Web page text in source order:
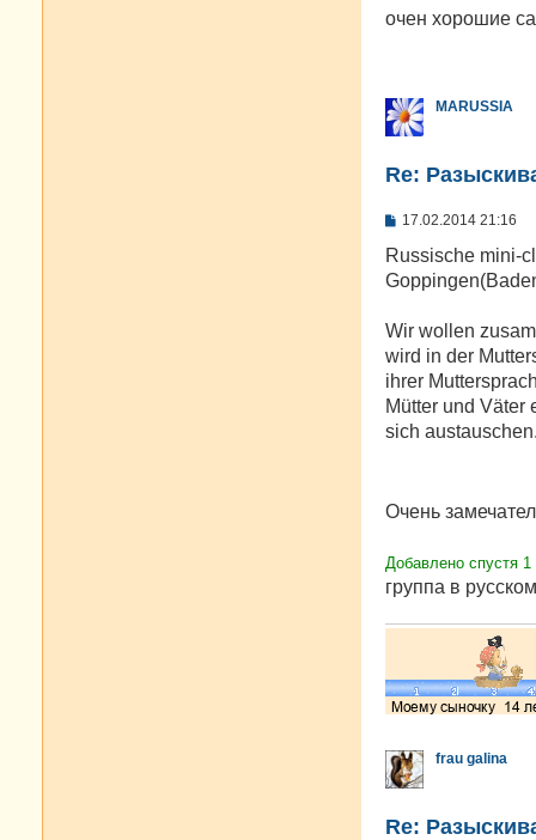
о
и
е
очен хорошие
MARUSSIA
Re:
С
о
щ
н
и
е
17.02.2014 21:16
Russische mini-
Wir wollen
wird in der
ihrer
Mütter und Väter
sich
Очень
Добавлено спустя
группа в
frau galina
Re: